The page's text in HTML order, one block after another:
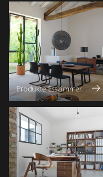
Produkte Esszimmer